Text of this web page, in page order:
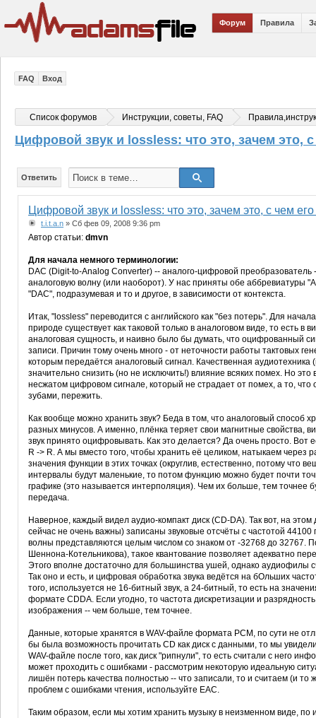
Форум Правила
FAQ Вход
Список форумов Инструкции, советы, FAQ
Цифровой звук и lossless: что это, зачем это, с
Ответить
Цифровой звук и lossless: что это, зачем это, с чем его
t.i.t.a.n » Сб фев 09, 2008 9:36 pm
Автор статьи: dmvn
Для начала немного терминологии:
DAC (Digit-to-Analog Converter) -- аналого-цифровой
аналоговую волну (или наоборот). У нас приняты обе аббревиатуры
"DAC", подразумевая и то и другое, в зависимости от контекста.
Итак, "lossless" переводится с английского как "без потерь". Для
природе существует как таковой только в аналоговом виде, то есть
аналоговая сущность, и наивно было бы думать, что оцифрованный
записи. Причин тому очень много - от неточности работы тактовых
которым передаётся аналоговый сигнал. Качественная
значительно снизить (но не исключить!) влияние всяких помех. Но
несжатом цифровом сигнале, который не страдает от помех, а то,
зубами, пережить.
Как вообще можно хранить звук? Беда в том, что аналоговый способ
разных минусов. А именно, плёнка теряет свои магнитные свойства,
звук принято оцифровывать. Как это делается? Да очень просто. Вот
R -> R. А мы вместо того, чтобы хранить её целиком, натыкаем
значения функции в этих точках (округлив, естественно, потому что
интервалы будут маленькие, то потом функцию можно будет почти
графике (это называется интерполяция). Чем их больше, тем точнее
передача.
Наверное, каждый видел аудио-компакт диск (CD-DA). Так вот, на
сейчас не очень важны) записаны звуковые отсчёты с частотой
волны представляются целым числом со знаком от -32768 до 32767.
Шеннона-Котельникова), такое квантование позволяет адекватно
Этого вполне достаточно для большинства ушей, однако аудиофилы
Так оно и есть, и цифровая обработка звука ведётся на бОльших
того, используется не 16-битный звук, а 24-битный, то есть на
формате CDDA. Если угодно, то частота дискретизации и
изображения -- чем больше, тем точнее.
Данные, которые хранятся в WAV-файле формата PCM, по сути не
бы была возможность прочитать CD как диск с данными, то мы
WAV-файле после того, как диск "рипнули", то есть считали с него
может проходить с ошибками - рассмотрим некоторую идеальную
лишён потерь качества полностью -- что записали, то и считаем (и
проблем с ошибками чтения, используйте EAC.
Таким образом, если мы хотим хранить музыку в неизменном виде, по